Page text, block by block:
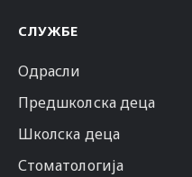
СЛУЖБЕ
Одрасли
Предшколска деца
Школска деца
Стоматологија